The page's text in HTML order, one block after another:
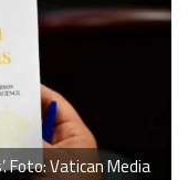
Foto: Vatican Media